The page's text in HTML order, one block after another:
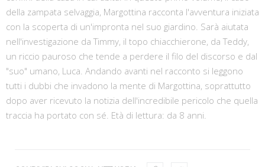
della zampata selvaggia, Margottina racconta l'avventura iniziata
con la scoperta di un'impronta nel suo giardino. Sarà aiutata
nell'investigazione da Timmy, il topo chiacchierone, da Teddy,
un riccio pauroso che tende a perdere il filo del discorso e dal
"suo" umano, Luca. Andando avanti nel racconto si leggono
tutti i dubbi che invadono la mente di Margottina, soprattutto
dopo aver ricevuto la notizia dell'incredibile pericolo che quella
traccia ha portato con sé. Età di lettura: da 8 anni.